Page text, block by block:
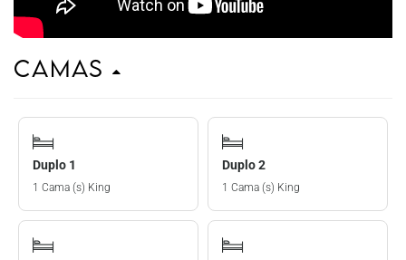
Camas
Duplo 1
1 Cama (s) King
Duplo 2
1 Cama (s) King